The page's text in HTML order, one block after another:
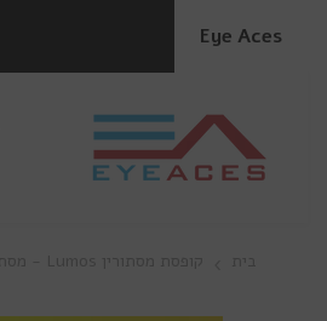
Eye Aces